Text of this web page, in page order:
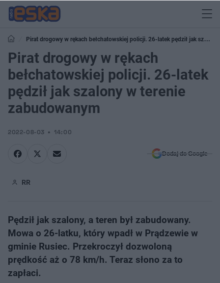
Pirat drogowy w rękach bełchatowskiej policji. 26-latek pędził jak szalony
w terenie zabudowanym
Pirat drogowy w rękach
bełchatowskiej policji. 26-latek
pędził jak szalony w terenie
zabudowanym
2022-08-03 14:00
Dodaj do Google
RR
Pędził jak szalony, a teren był zabudowany.
Mowa o 26-latku, który wpadł w Prądzewie w
gminie Rusiec. Przekroczył dozwoloną
prędkość aż o 78 km/h. Teraz słono za to
zapłaci.